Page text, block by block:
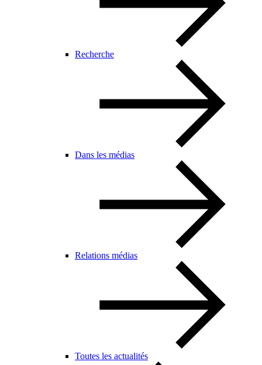
Recherche
Dans les médias
Relations médias
Toutes les actualités